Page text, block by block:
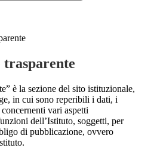
è la sezione del sito istituzionale,
in cui sono reperibili i dati, i
vari aspetti
dell’Istituto, soggetti, per
di pubblicazione, ovvero